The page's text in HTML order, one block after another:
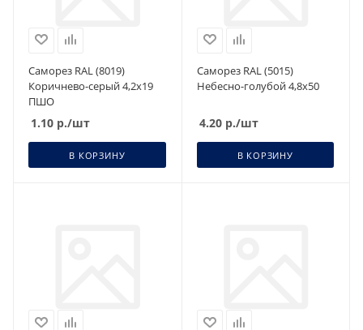
Саморез RAL (8019)
Коричнево-серый 4,2х19
ПШО
1.10 р./шт
В КОРЗИНУ
Саморез RAL (5015)
Небесно-голубой 4,8х50
4.20р./шт
В КОРЗИНУ